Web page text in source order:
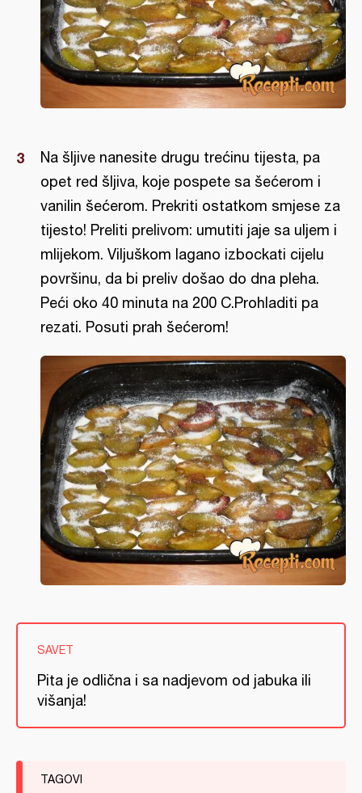
Na šljive nanesite drugu trećinu tijesta, pa
opet red šljiva, koje pospete sa šećerom i
vanilin šećerom. Prekriti ostatkom smjese za
tijesto! Preliti prelivom: umutiti jaje sa uljem i
mlijekom. Viljuškom lagano izbockati cijelu
površinu, da bi preliv došao do dna pleha.
Peći oko 40 minuta na 200 C.Prohladiti pa
rezati. Posuti prah šećerom!
SAVET
Pita je odlična i sa nadjevom od jabuka ili
višanja!
TAGOVI